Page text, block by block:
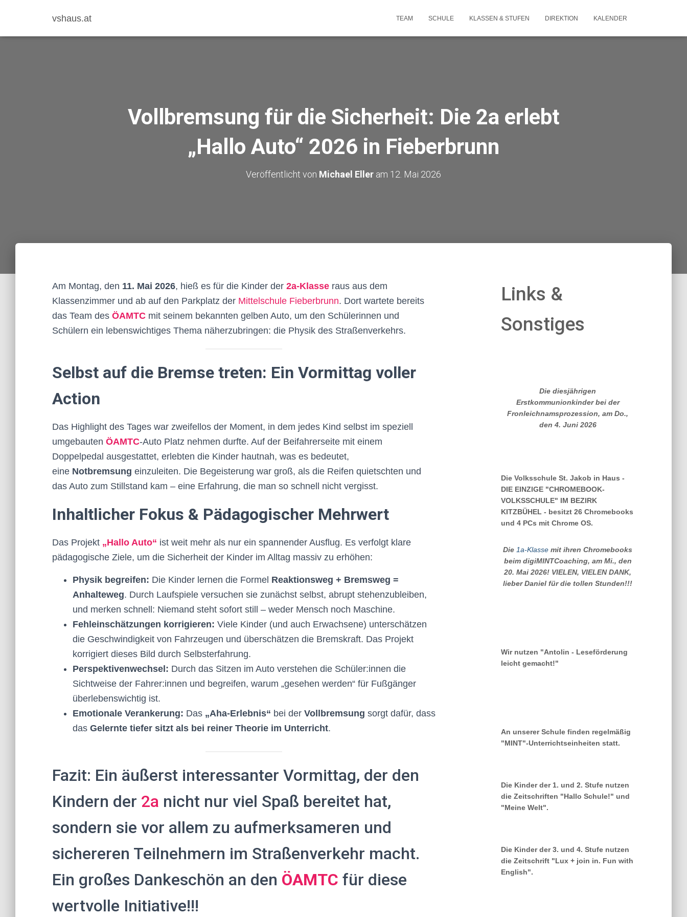
vshaus.at TEAM SCHULE KLASSEN & STUFEN DIREKTION KALENDER
Vollbremsung für die Sicherheit: Die 2a erlebt
„Hallo Auto“ 2026 in Fieberbrunn
Veröffentlicht von Michael Eller am 12. Mai 2026
Am Montag, den 11. Mai 2026, hieß es für die Kinder der 2a-Klasse raus aus dem
Klassenzimmer und ab auf den Parkplatz der Mittelschule Fieberbrunn. Dort wartete bereits
das Team des ÖAMTC mit seinem bekannten gelben Auto, um den Schülerinnen und
Schülern ein lebenswichtiges Thema näherzubringen: die Physik des Straßenverkehrs.
Selbst auf die Bremse treten: Ein Vormittag voller
Action
Das Highlight des Tages war zweifellos der Moment, in dem jedes Kind selbst im speziell
umgebauten ÖAMTC-Auto Platz nehmen durfte. Auf der Beifahrerseite mit einem
Doppelpedal ausgestattet, erlebten die Kinder hautnah, was es bedeutet,
eine Notbremsung einzuleiten. Die Begeisterung war groß, als die Reifen quietschten und
das Auto zum Stillstand kam – eine Erfahrung, die man so schnell nicht vergisst.
Inhaltlicher Fokus & Pädagogischer Mehrwert
Das Projekt „Hallo Auto“ ist weit mehr als nur ein spannender Ausflug. Es verfolgt klare
pädagogische Ziele, um die Sicherheit der Kinder im Alltag massiv zu erhöhen:
Physik begreifen: Die Kinder lernen die Formel Reaktionsweg + Bremsweg =
Anhalteweg. Durch Laufspiele versuchen sie zunächst selbst, abrupt stehenzubleiben,
und merken schnell: Niemand steht sofort still – weder Mensch noch Maschine.
Fehleinschätzungen korrigieren: Viele Kinder (und auch Erwachsene) unterschätzen
die Geschwindigkeit von Fahrzeugen und überschätzen die Bremskraft. Das Projekt
korrigiert dieses Bild durch Selbsterfahrung.
Perspektivenwechsel: Durch das Sitzen im Auto verstehen die Schüler:innen die
Sichtweise der Fahrer:innen und begreifen, warum „gesehen werden“ für Fußgänger
überlebenswichtig ist.
Emotionale Verankerung: Das „Aha-Erlebnis“ bei der Vollbremsung sorgt dafür, dass
das Gelernte tiefer sitzt als bei reiner Theorie im Unterricht.
Fazit: Ein äußerst interessanter Vormittag, der den
Kindern der 2a nicht nur viel Spaß bereitet hat,
sondern sie vor allem zu aufmerksameren und
sichereren Teilnehmern im Straßenverkehr macht.
Ein großes Dankeschön an den ÖAMTC für diese
wertvolle Initiative!!!
Links &
Sonstiges
Die diesjährigen
Erstkommunionkinder bei der
Fronleichnamsprozession, am Do.,
den 4. Juni 2026
Die Volksschule St. Jakob in Haus -
DIE EINZIGE "CHROMEBOOK-
VOLKSSCHULE" IM BEZIRK
KITZBÜHEL - besitzt 26 Chromebooks
und 4 PCs mit Chrome OS.
Die 1a-Klasse mit ihren Chromebooks
beim digiMINTCoaching, am Mi., den
20. Mai 2026! VIELEN, VIELEN DANK,
lieber Daniel für die tollen Stunden!!!
Wir nutzen "Antolin - Leseförderung
leicht gemacht!"
An unserer Schule finden regelmäßig
"MINT"-Unterrichtseinheiten statt.
Die Kinder der 1. und 2. Stufe nutzen
die Zeitschriften "Hallo Schule!" und
"Meine Welt".
Die Kinder der 3. und 4. Stufe nutzen
die Zeitschrift "Lux + join in. Fun with
English".